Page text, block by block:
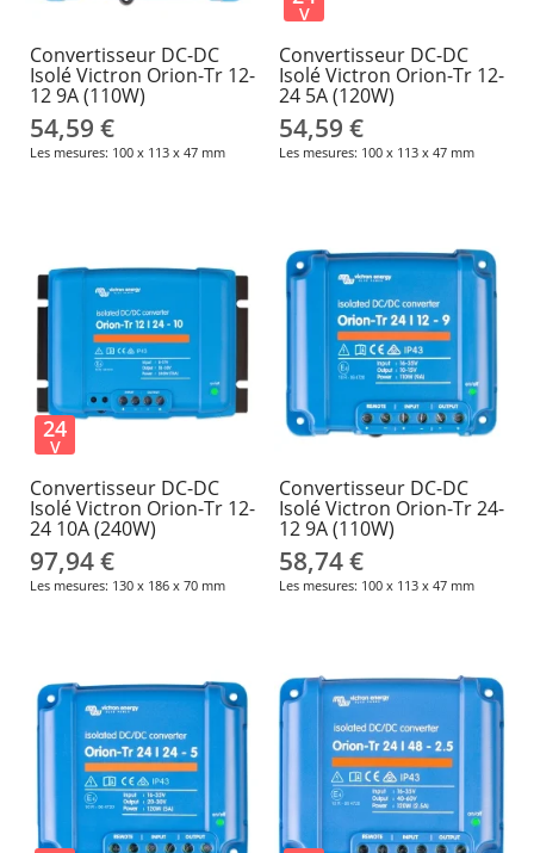
Convertisseur DC-DC
Isolé Victron Orion-Tr 12-
12 9A (110W)
54,59 €
Les mesures: 100 x 113 x 47 mm
Convertisseur DC-DC
Isolé Victron Orion-Tr 12-
24 5A (120W)
54,59 €
Les mesures: 100 x 113 x 47 mm
V
Convertisseur DC-DC
Isolé Victron Orion-Tr 12-
24 10A (240W)
97,94 €
Les mesures: 130 x 186 x 70 mm
24
V
Convertisseur DC-DC
Isolé Victron Orion-Tr 24-
12 9A (110W)
58,74 €
Les mesures: 100 x 113 x 47 mm